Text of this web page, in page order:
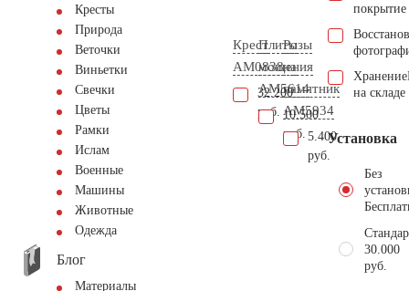
Кресты
Природа
Веточки
Виньетки
Свечки
Цветы
Рамки
Ислам
Военные
Машины
Животные
Одежда
Блог
Материалы
Крест
AM0838
32.200
руб.
Плиты
мощения
AM5614
10.500
руб.
Розы
на
памятник
AM5934
5.400
руб.
покрытие
Хранение
на складе
Установка
Без
30.000
руб.